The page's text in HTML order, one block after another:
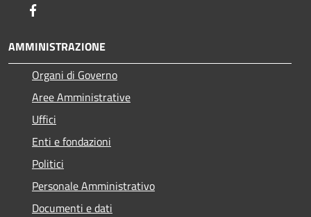
AMMINISTRAZIONE
Organi di Governo
Aree Amministrative
Uffici
Enti e fondazioni
Politici
Personale Amministrativo
Documenti e dati